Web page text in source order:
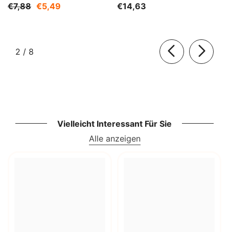
€7,88 €5,49 €14,63
2 / von
8
Vielleicht Interessant Für Sie
Alle anzeigen